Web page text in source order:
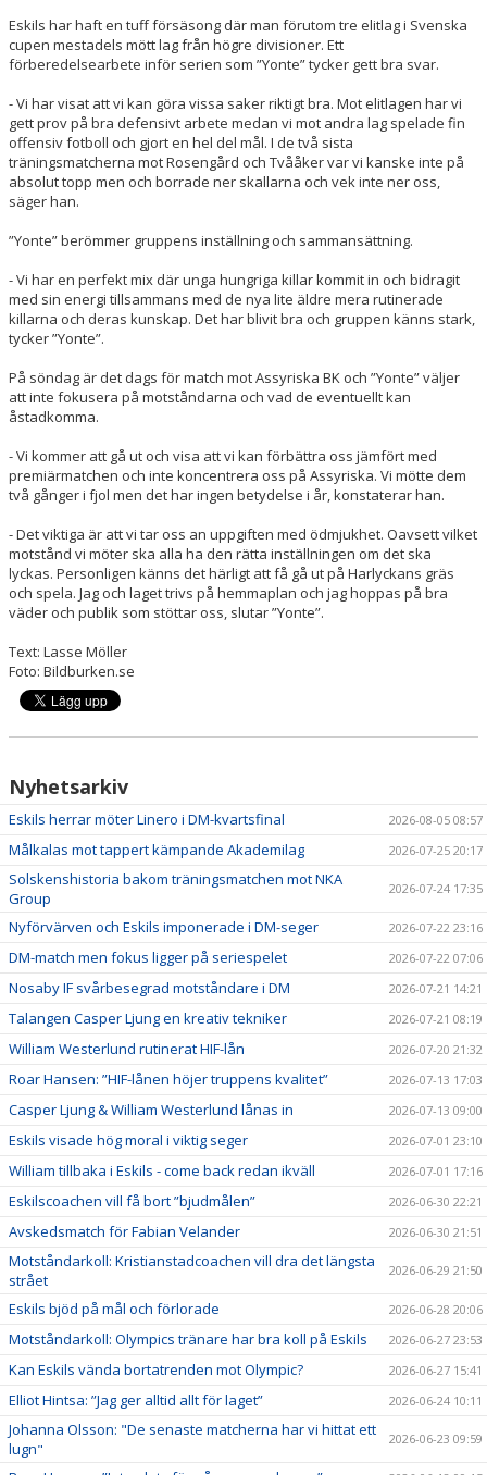
Eskils har haft en tuff försäsong där man förutom tre elitlag i Svenska
cupen mestadels mött lag från högre divisioner. Ett
förberedelsearbete inför serien som ”Yonte” tycker gett bra svar.
- Vi har visat att vi kan göra vissa saker riktigt bra. Mot elitlagen har vi
gett prov på bra defensivt arbete medan vi mot andra lag spelade fin
offensiv fotboll och gjort en hel del mål. I de två sista
träningsmatcherna mot Rosengård och Tvååker var vi kanske inte på
absolut topp men och borrade ner skallarna och vek inte ner oss,
säger han.
”Yonte” berömmer gruppens inställning och sammansättning.
- Vi har en perfekt mix där unga hungriga killar kommit in och bidragit
med sin energi tillsammans med de nya lite äldre mera rutinerade
killarna och deras kunskap. Det har blivit bra och gruppen känns stark,
tycker ”Yonte”.
På söndag är det dags för match mot Assyriska BK och ”Yonte” väljer
att inte fokusera på motståndarna och vad de eventuellt kan
åstadkomma.
- Vi kommer att gå ut och visa att vi kan förbättra oss jämfört med
premiärmatchen och inte koncentrera oss på Assyriska. Vi mötte dem
två gånger i fjol men det har ingen betydelse i år, konstaterar han.
- Det viktiga är att vi tar oss an uppgiften med ödmjukhet. Oavsett vilket
motstånd vi möter ska alla ha den rätta inställningen om det ska
lyckas. Personligen känns det härligt att få gå ut på Harlyckans gräs
och spela. Jag och laget trivs på hemmaplan och jag hoppas på bra
väder och publik som stöttar oss, slutar ”Yonte”.
Text: Lasse Möller
Foto: Bildburken.se
Nyhetsarkiv
Eskils herrar möter Linero i DM-kvartsfinal 2026-08-05 08:57
Målkalas mot tappert kämpande Akademilag 2026-07-25 20:17
Solskenshistoria bakom träningsmatchen mot NKA
Group
2026-07-24 17:35
Nyförvärven och Eskils imponerade i DM-seger 2026-07-22 23:16
DM-match men fokus ligger på seriespelet 2026-07-22 07:06
Nosaby IF svårbesegrad motståndare i DM 2026-07-21 14:21
Talangen Casper Ljung en kreativ tekniker 2026-07-21 08:19
William Westerlund rutinerat HIF-lån 2026-07-20 21:32
Roar Hansen: ”HIF-lånen höjer truppens kvalitet” 2026-07-13 17:03
Casper Ljung & William Westerlund lånas in 2026-07-13 09:00
Eskils visade hög moral i viktig seger 2026-07-01 23:10
William tillbaka i Eskils - come back redan ikväll 2026-07-01 17:16
Eskilscoachen vill få bort ”bjudmålen” 2026-06-30 22:21
Avskedsmatch för Fabian Velander 2026-06-30 21:51
Motståndarkoll: Kristianstadcoachen vill dra det längsta
strået
2026-06-29 21:50
Eskils bjöd på mål och förlorade 2026-06-28 20:06
Motståndarkoll: Olympics tränare har bra koll på Eskils 2026-06-27 23:53
Kan Eskils vända bortatrenden mot Olympic? 2026-06-27 15:41
Elliot Hintsa: ”Jag ger alltid allt för laget” 2026-06-24 10:11
Johanna Olsson: "De senaste matcherna har vi hittat ett
lugn"
2026-06-23 09:59